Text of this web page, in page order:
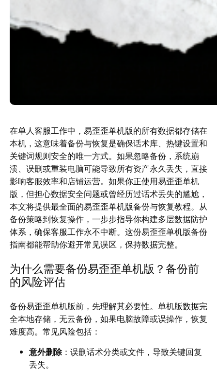
在单人客服工作中，易歪歪单机版的所有数据都存储在
本机，这意味着备份与恢复是确保话术库、热键设置和
关键词规则安全的唯一方式。如果忽略备份，系统崩
溃、误删或重装电脑可能导致所有资产永久丢失，直接
影响客服效率和店铺运营。如果你正使用易歪歪单机
版，但担心数据安全问题或曾经历过话术丢失的尴尬，
本文将提供最全面的易歪歪单机版备份与恢复教程。从
备份策略到恢复操作，一步步指导你构建多层数据防护
体系，确保客服工作永不中断。这份易歪歪单机版备份
指南都能帮助你避开常见误区，保持数据完整。
为什么需要备份易歪歪单机版？备份前
的风险评估
备份易歪歪单机版前，先理解其必要性。单机版数据完
全本地存储，无云备份，如果电脑故障或误操作，恢复
难度高。常见风险包括：
意外删除 ：误删话术分类或文件，导致关键回复
丢失。